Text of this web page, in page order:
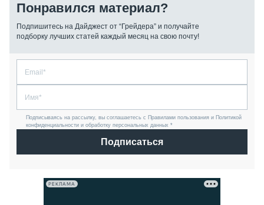
Понравился материал?
Подпишитесь на Дайджест от “Грейдера” и получайте
подборку лучших статей каждый месяц на свою почту!
Подписываясь на рассылку, вы соглашаетесь с Правилами пользования и Политикой
конфиденциальности и обработку персональных данных *
Подписаться
РЕКЛАМА